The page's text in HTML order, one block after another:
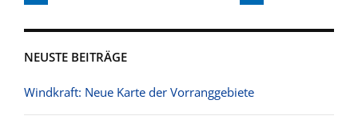
NEUSTE BEITRÄGE
Windkraft: Neue Karte der Vorranggebiete